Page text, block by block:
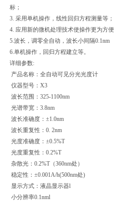
标；
3. 采用单机操作，线性回归方程测量等；
4. 应用新的微机处理技术使操作更为方便
5.波长，调零全自动，波长小间隔0.1nm
6.单机操作，回归方程建立等。
详细参数:
产品名称：全自动可见分光光度计
仪器型号：X3
波长范围：325-1100nm
光谱带宽：3.8nm
波长准确度：±1.0nm
波长重复性：0. 2nm
光度准确度：±0.5%T
光度重复性：0.2%T
杂散光：0.2%T（360nm处）
稳定性：±0.001A/h(500nm处)
显示方式：液晶显示器l
小分辨率0.1nml